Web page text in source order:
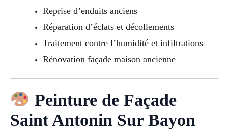
Reprise d’enduits anciens
Réparation d’éclats et décollements
Traitement contre l’humidité et infiltrations
Rénovation façade maison ancienne
Peinture de Façade
Saint Antonin Sur Bayon